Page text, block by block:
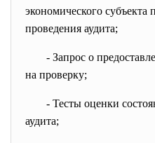
экономического субъекта
проведения аудита;
- Запрос о
на проверку;
- Тесты оценки
аудита;